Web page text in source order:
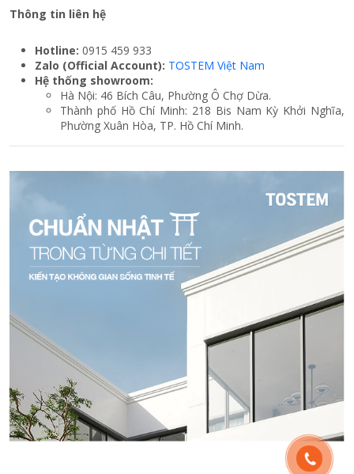
Thông tin liên hệ
Hotline: 0915 459 933
Zalo (Official Account): TOSTEM Việt Nam
Hệ thống showroom:
Hà Nội: 46 Bích Câu, Phường Ô Chợ Dừa.
Thành phố Hồ Chí Minh: 218 Bis Nam Kỳ Khởi Nghĩa,
Phường Xuân Hòa, TP. Hồ Chí Minh.